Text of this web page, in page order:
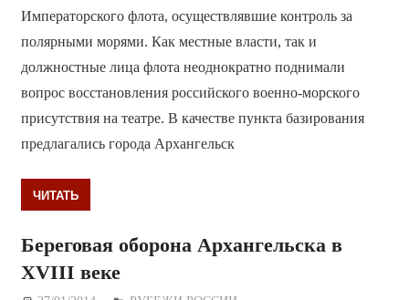
Императорского флота, осуществлявшие контроль за
полярными морями. Как местные власти, так и
должностные лица флота неоднократно поднимали
вопрос восстановления российского военно-морского
присутствия на театре. В качестве пункта базирования
предлагались города Архангельск
ЧИТАТЬ
Береговая оборона Архангельска в
XVIII веке